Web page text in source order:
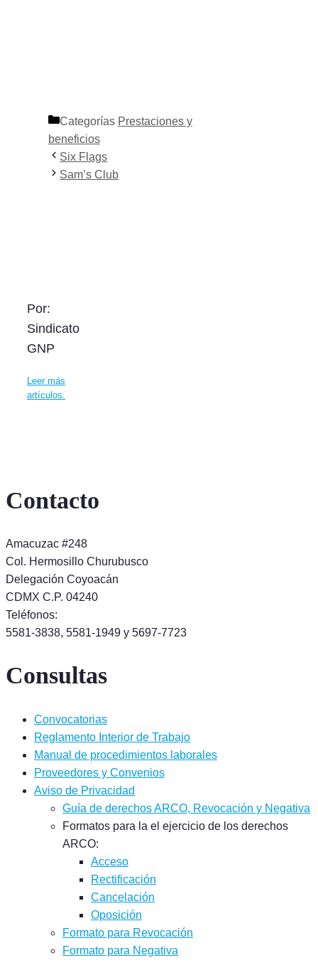
Categorías Prestaciones y
beneficios
Six Flags
Sam’s Club
Por:
Sindicato
GNP
Leer más
artículos.
Contacto
Amacuzac #248
Col. Hermosillo Churubusco
Delegación Coyoacán
CDMX C.P. 04240
Teléfonos:
5581-3838, 5581-1949 y 5697-7723
Consultas
Convocatorias
Reglamento Interior de Trabajo
Manual de procedimientos laborales
Proveedores y Convenios
Aviso de Privacidad
Guía de derechos ARCO, Revocación y Negativa
Formatos para la el ejercicio de los derechos
ARCO:
Acceso
Rectificación
Cancelación
Oposición
Formato para Revocación
Formato para Negativa